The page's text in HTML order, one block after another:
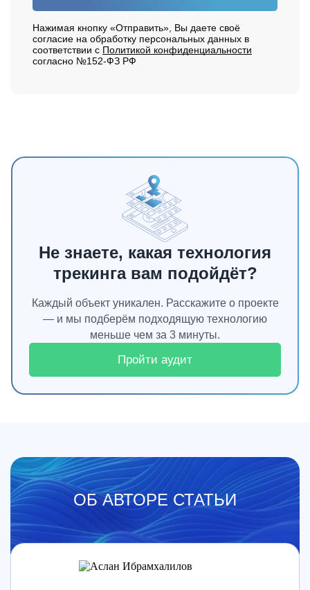
Нажимая кнопку «Отправить», Вы даете своё
согласие на обработку персональных данных в
соответствии с Политикой конфиденциальности
согласно №152-ФЗ РФ
Не знаете, какая технология
трекинга вам подойдёт?
Каждый объект уникален. Расскажите о проекте
— и мы подберём подходящую технологию
меньше чем за 3 минуты.
Пройти аудит
ОБ АВТОРЕ СТАТЬИ